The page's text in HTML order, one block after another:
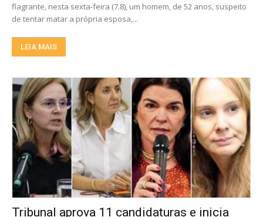
flagrante, nesta sexta-feira (7.8), um homem, de 52 anos, suspeito
de tentar matar a própria esposa,...
LEIA MAIS
Tribunal aprova 11 candidaturas e inicia